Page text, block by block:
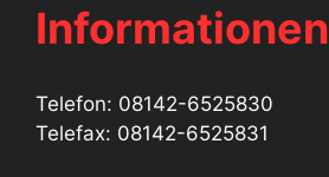
Informationen
Telefon: 08142-6525830
Telefax: 08142-6525831